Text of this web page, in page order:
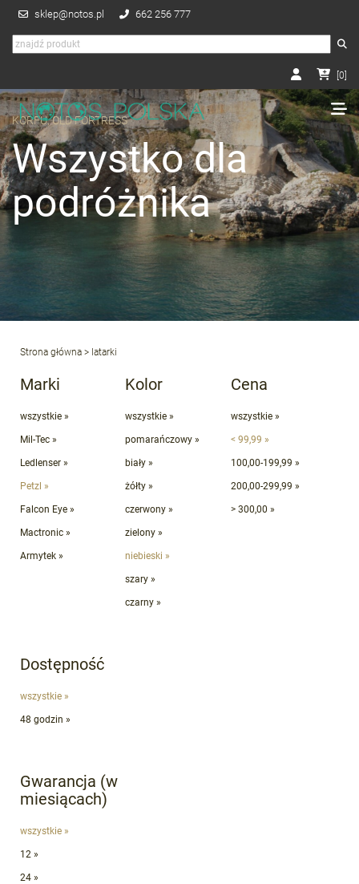
sklep@notos.pl 662 256 777
0
KORFU, OLD FORTRESS
Wszystko dla
podróżnika
Strona główna > latarki
Marki
wszystkie »
Mil-Tec »
Ledlenser »
Petzl »
Falcon Eye »
Mactronic »
Armytek »
Kolor
wszystkie »
pomarańczowy »
biały »
żółty »
czerwony »
zielony »
niebieski »
szary »
czarny »
Cena
wszystkie »
< 99,99 »
100,00-199,99 »
200,00-299,99 »
> 300,00 »
Dostępność
wszystkie »
48 godzin »
Gwarancja (w
miesiącach)
wszystkie »
12 »
24 »